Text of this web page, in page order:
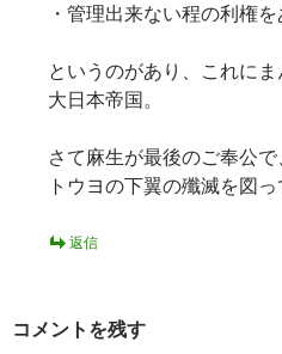
・管理出来ない程の利権
というのがあり、これに
大日本帝国。
さて麻生が最後のご奉公
トウヨの下翼の殲滅を図
返信
コメントを残す